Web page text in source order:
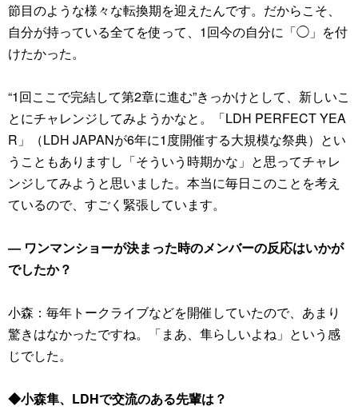
節目のような様々な転換期を迎えたんです。だからこそ、
自分が持っている全てを使って、1回今の自分に「◯」を付
けたかった。
“1回ここで完結して第2章に進む”きっかけとして、新しいこ
とにチャレンジしてみようかなと。「LDH PERFECT YEA
R」（LDH JAPANが6年に1度開催する大規模な祭典）とい
うこともありますし「そういう時期かな」と思ってチャレ
ンジしてみようと思いました。本当に毎日このことを考え
ているので、すごく緊張しています。
― ワンマンショーが決まった時のメンバーの反応はいかが
でしたか？
小森：毎年トークライブなどを開催していたので、あまり
驚きはなかったですね。「まあ、隼らしいよね」という感
じでした。
◆小森隼、LDHで交流のある先輩は？